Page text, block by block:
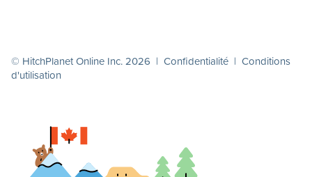
© HitchPlanet Online Inc. 2026 | Confidentialité | Conditions
d'utilisation